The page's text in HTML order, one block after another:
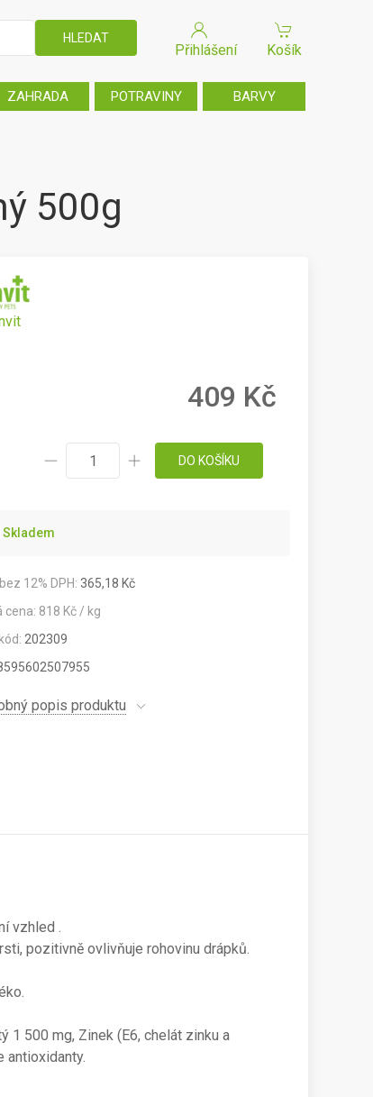
Přihlášení Košík
ZAHRADA POTRAVINY BARVY
500g
409 Kč
DO KOŠÍKU
Skladem
12% DPH: 365,18 Kč
cena: 818 Kč / kg
202309
popis produktu
vzhled .
pozitivně ovlivňuje rohovinu drápků.
1 500 mg, Zinek (E6, chelát zinku a
antioxidanty.